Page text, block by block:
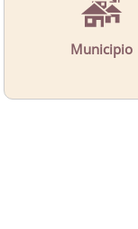
Municipio